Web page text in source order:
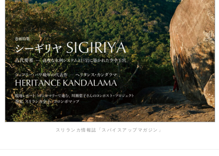
スリランカ情報誌「スパイスアップマガジン」